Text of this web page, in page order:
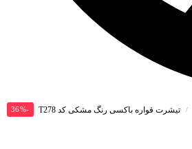
/ تیشرت قواره باکسی رنگ مشکی کد T278 -36%